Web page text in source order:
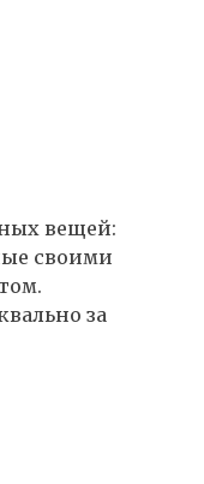
вещей:
своими
за